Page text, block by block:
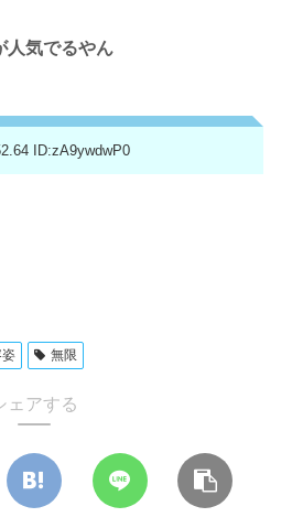
人気でるやん
ID:zA9ywdwP0
姿 無限
ェアする